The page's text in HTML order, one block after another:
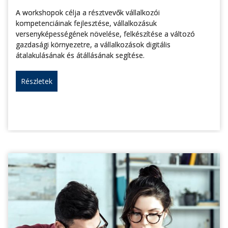
A workshopok célja a résztvevők vállalkozói
kompetenciáinak fejlesztése, vállalkozásuk
versenyképességének növelése, felkészítése a változó
gazdasági környezetre, a vállalkozások digitális
átalakulásának és átállásának segítése.
Részletek